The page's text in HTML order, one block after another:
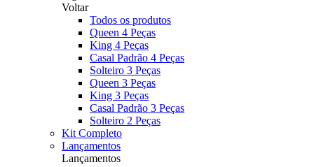
Voltar
Todos os produtos
Queen 4 Peças
King 4 Peças
Casal Padrão 4 Peças
Solteiro 3 Peças
Queen 3 Peças
King 3 Peças
Casal Padrão 3 Peças
Solteiro 2 Peças
Kit Completo
Lançamentos
Lançamentos